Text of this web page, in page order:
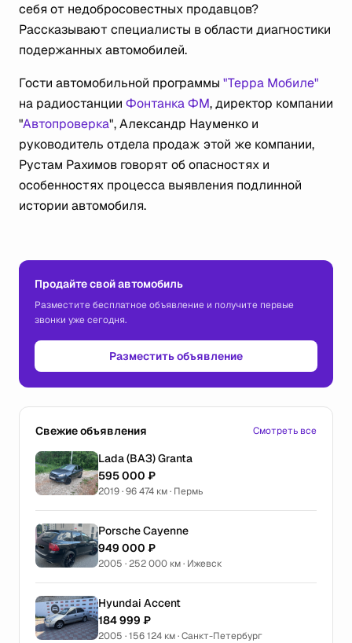
себя от недобросовестных продавцов?
Рассказывают специалисты в области диагностики
подержанных автомобилей.
Гости автомобильной программы "Терра Мобиле"
на радиостанции Фонтанка ФМ, директор компании
"Автопроверка", Александр Науменко и
руководитель отдела продаж этой же компании,
Рустам Рахимов говорят об опасностях и
особенностях процесса выявления подлинной
истории автомобиля.
Продайте свой автомобиль
Разместите бесплатное объявление и получите первые
звонки уже сегодня.
Разместить объявление
Свежие объявления Смотреть все
Lada (ВАЗ) Granta
595 000 ₽
2019 · 96 474 км · Пермь
Porsche Cayenne
949 000 ₽
2005 · 252 000 км · Ижевск
Hyundai Accent
184 999 ₽
2005 · 156 124 км · Санкт-Петербург